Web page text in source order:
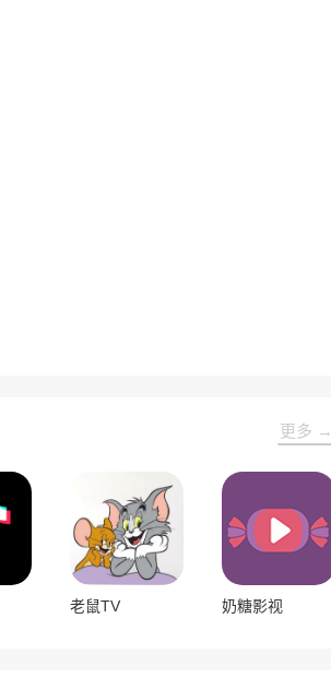
更多 →
老鼠TV 奶糖影视